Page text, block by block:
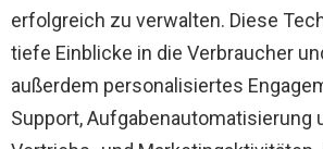
erfolgreich zu verwalten. Diese
tiefe Einblicke in die Verbraucher
außerdem personalisiertes
Support, Aufgabenautomatisierung